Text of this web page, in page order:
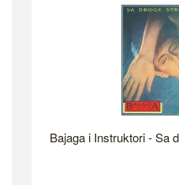
Bajaga i Instruktori - Sa